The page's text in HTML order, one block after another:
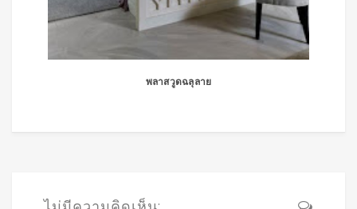
พลาสวูดฉลุลาย